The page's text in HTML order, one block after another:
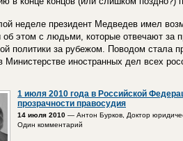
неделе президент Медведев имел
этом с людьми, которые отвечают за
политики за рубежом. Поводом стала
Министерстве иностранных дел всех
1 июля 2010 года в Российской
прозрачности правосудия
14 июля 2010 — Антон Бурков, Доктор
Один комментарий